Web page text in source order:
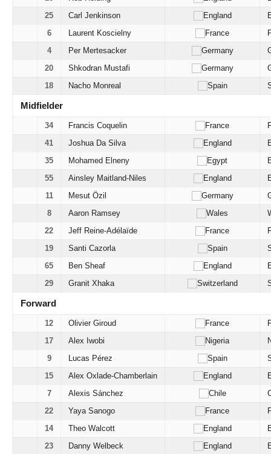
25
Carl Jenkinson
6
Laurent Koscielny
4
Per Mertesacker
20
Shkodran Mustafi
18
Nacho Monreal
Midfielder
34 Francis Coquelin
41
Joshua Da Silva
35
Mohamed Elneny
55
Ainsley Maitland-Niles
11
Mesut Özil
8
Aaron Ramsey
22
Jeff Reine-Adélaïde
19
Santi Cazorla
65
Ben Sheaf
29
Granit Xhaka
Forward
12 Olivier Giroud
17
Alex Iwobi
9
Lucas Pérez
15
Alex Oxlade-Chamberlain
7
Alexis Sánchez
22
Yaya Sanogo
14
Theo Walcott
23
Danny Welbeck